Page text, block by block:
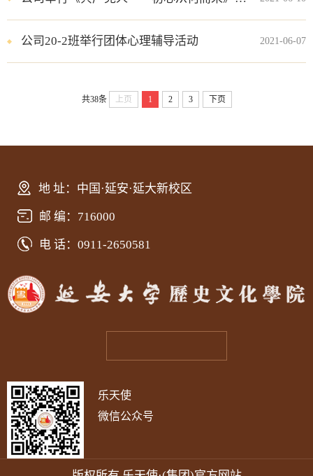
2021-06-07
公司20-2班举行团体心理辅导活动
共38条 上页 1 2 3 下页
地 址：中国·延安·延大新校区
邮 编：716000
电 话：0911-2650581
乐天使
微信公众号